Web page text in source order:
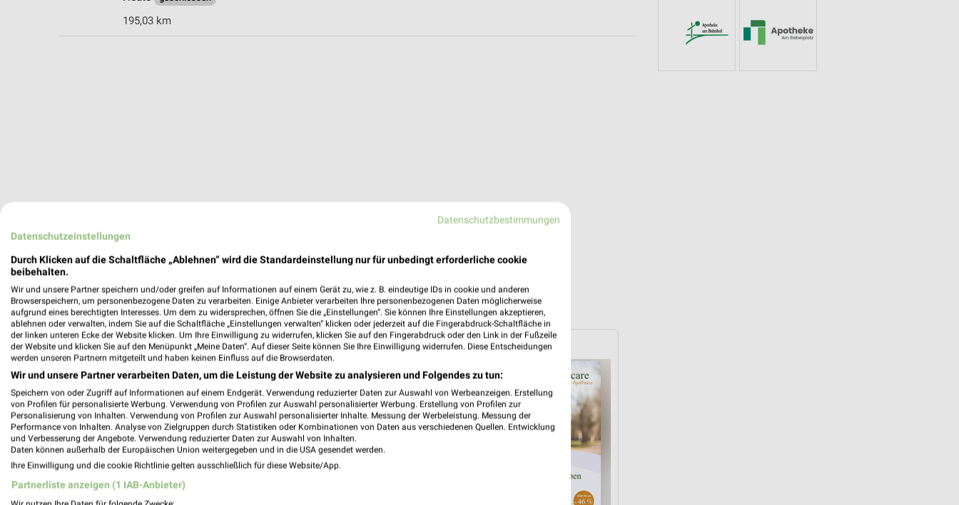
195,03 km
Gesundheit & Ärzte Angebote
3 Prospekte
SANICARE DocMorris SANICARE
Datenschutzbestimmungen
Datenschutzeinstellungen
Durch Klicken auf die Schaltfläche „Ablehnen“ wird die Standardeinstellung nur für unbedingt erforderliche cookie
beibehalten.
Wir und unsere Partner speichern und/oder greifen auf Informationen auf einem Gerät zu, wie z. B. eindeutige IDs in cookie und anderen
Browserspeichern, um personenbezogene Daten zu verarbeiten. Einige Anbieter verarbeiten Ihre personenbezogenen Daten möglicherweise
aufgrund eines berechtigten Interesses. Um dem zu widersprechen, öffnen Sie die „Einstellungen“. Sie können Ihre Einstellungen akzeptieren,
ablehnen oder verwalten, indem Sie auf die Schaltfläche „Einstellungen verwalten“ klicken oder jederzeit auf die Fingerabdruck-Schaltfläche in
der linken unteren Ecke der Website klicken. Um Ihre Einwilligung zu widerrufen, klicken Sie auf den Fingerabdruck oder den Link in der Fußzeile
der Website und klicken Sie auf den Menüpunkt „Meine Daten“. Auf dieser Seite können Sie Ihre Einwilligung widerrufen. Diese Entscheidungen
werden unseren Partnern mitgeteilt und haben keinen Einfluss auf die Browserdaten.
Wir und unsere Partner verarbeiten Daten, um die Leistung der Website zu analysieren und Folgendes zu tun:
Speichern von oder Zugriff auf Informationen auf einem Endgerät. Verwendung reduzierter Daten zur Auswahl von Werbeanzeigen. Erstellung
von Profilen für personalisierte Werbung. Verwendung von Profilen zur Auswahl personalisierter Werbung. Erstellung von Profilen zur
Personalisierung von Inhalten. Verwendung von Profilen zur Auswahl personalisierter Inhalte. Messung der Werbeleistung. Messung der
Performance von Inhalten. Analyse von Zielgruppen durch Statistiken oder Kombinationen von Daten aus verschiedenen Quellen. Entwicklung
und Verbesserung der Angebote. Verwendung reduzierter Daten zur Auswahl von Inhalten.
Daten können außerhalb der Europäischen Union weitergegeben und in die USA gesendet werden.
Ihre Einwilligung und die cookie Richtlinie gelten ausschließlich für diese Website/App.
Partnerliste anzeigen (1 IAB-Anbieter)